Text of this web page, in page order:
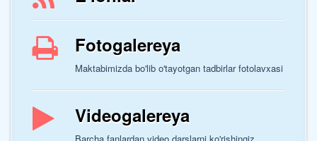
Fotogalereya
Maktabimizda bo'lib o'tayotgan tadbirlar fotolavxasi
Videogalereya